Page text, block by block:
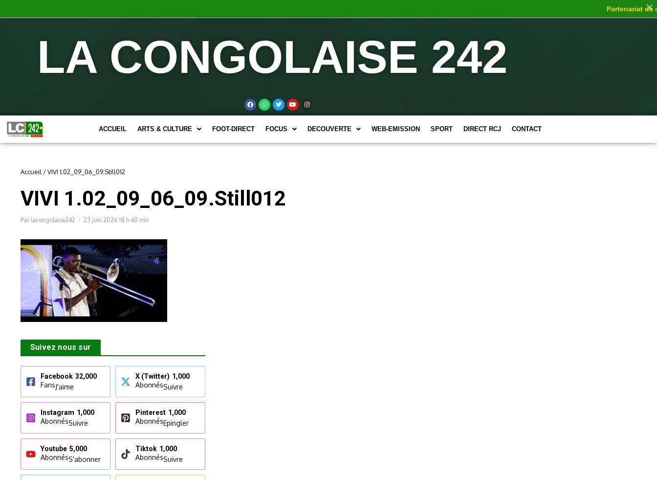
LA CONGOLAISE 242
ACCUEIL ARTS & CULTURE FOOT-DIRECT FOCUS DECOUVERTE WEB-EMISSION SPORT DIRECT RCJ CONTACT
Accueil /VIVI 1.02_09_06_09.Still012
VIVI 1.02_09_06_09.Still012
Par lacongolaise242 23 juin 2026 18 h 40 min
Suivez nous sur
Facebook 32,000
FansJ'aime
X (Twitter) 1,000
AbonnésSuivre
Instagram 1,000
AbonnésSuivre
Pinterest 1,000
AbonnésEpingler
Youtube 5,000
AbonnésS'abonner
Tiktok 1,000
AbonnésSuivre
Partenariat de